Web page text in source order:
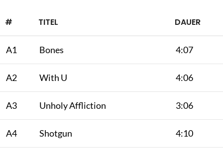
# TITEL DAUER
A1 Bones 4:07
A2 With U 4:06
A3 Unholy Affliction 3:06
A4 Shotgun 4:10